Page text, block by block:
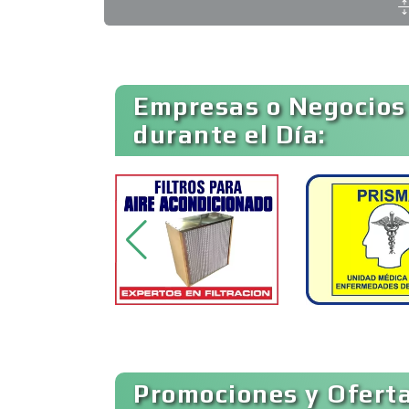
Animadores de Eventos
Artes Gráficas
Artículos de Piel
Empresas o
durante el Día:
Promociones y